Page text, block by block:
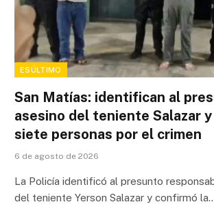
ESÚLTIMO
San Matías: identifican al
asesino del teniente Salazar
siete personas por el crimen
6 de agosto de 2026
La Policía identificó al presunto
del teniente Yerson Salazar y confirmó